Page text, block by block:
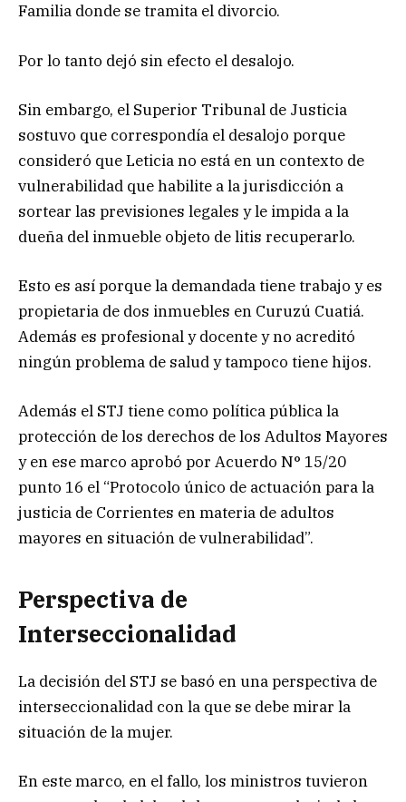
Familia donde se tramita el divorcio.
Por lo tanto dejó sin efecto el desalojo.
Sin embargo, el Superior Tribunal de Justicia
sostuvo que correspondía el desalojo porque
consideró que Leticia no está en un contexto de
vulnerabilidad que habilite a la jurisdicción a
sortear las previsiones legales y le impida a la
dueña del inmueble objeto de litis recuperarlo.
Esto es así porque la demandada tiene trabajo y es
propietaria de dos inmuebles en Curuzú Cuatiá.
Además es profesional y docente y no acreditó
ningún problema de salud y tampoco tiene hijos.
Además el STJ tiene como política pública la
protección de los derechos de los Adultos Mayores
y en ese marco aprobó por Acuerdo N° 15/20
punto 16 el “Protocolo único de actuación para la
justicia de Corrientes en materia de adultos
mayores en situación de vulnerabilidad”.
Perspectiva de
Interseccionalidad
La decisión del STJ se basó en una perspectiva de
interseccionalidad con la que se debe mirar la
situación de la mujer.
En este marco, en el fallo, los ministros tuvieron